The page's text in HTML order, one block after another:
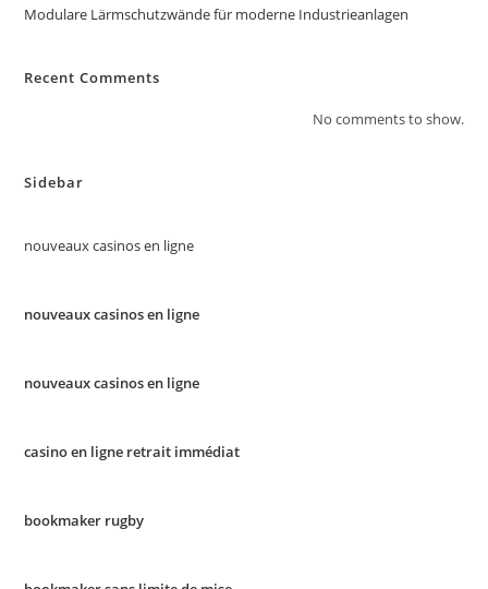
Modulare Lärmschutzwände für moderne Industrieanlagen
Recent Comments
No comments to show.
Sidebar
nouveaux casinos en ligne
nouveaux casinos en ligne
nouveaux casinos en ligne
casino en ligne retrait immédiat
bookmaker rugby